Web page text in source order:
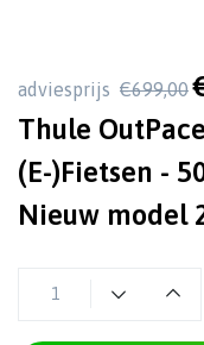
adviesprijs €699,00
Thule
(E-)Fietsen -
Nieuw model